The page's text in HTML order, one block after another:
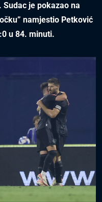
je pokazao na
namjestio Petković
u 84. minuti.